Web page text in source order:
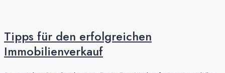
Tipps für den erfolgreichen
Immobilienverkauf